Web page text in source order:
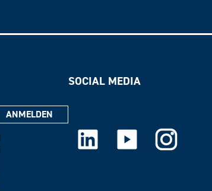
SOCIAL MEDIA
LinkedIn Youtube Instagram